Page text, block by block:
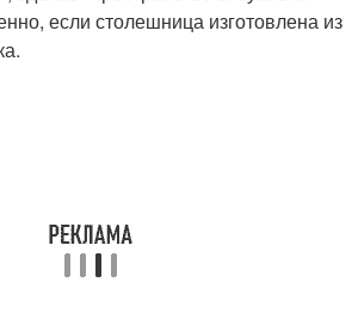
если столешница изготовлена из